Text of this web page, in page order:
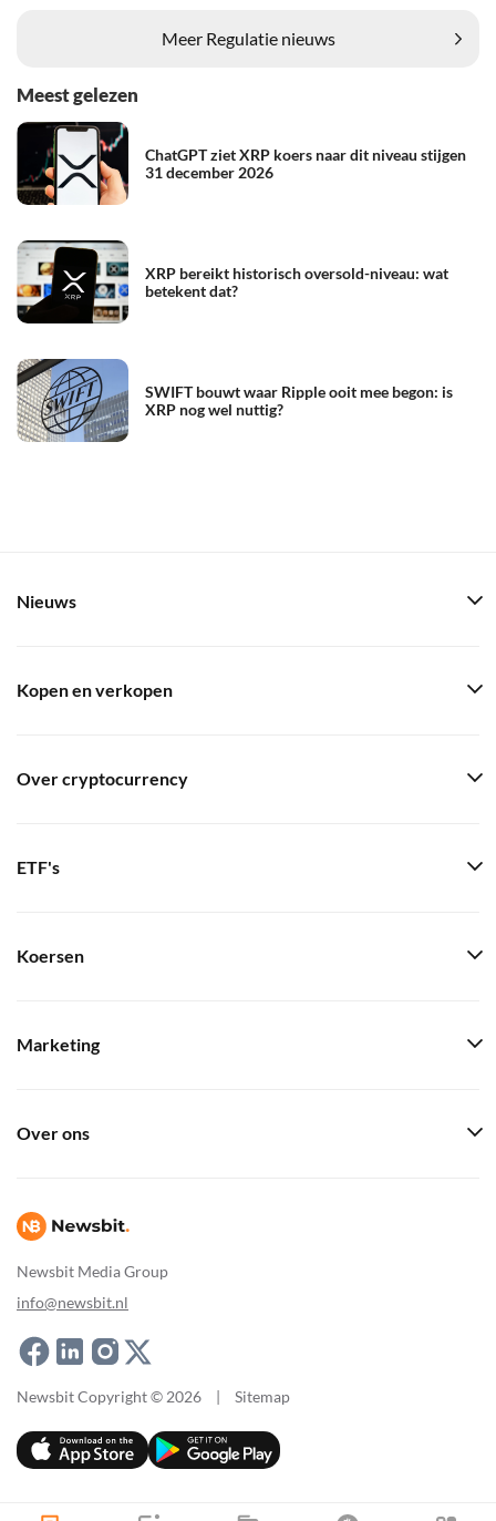
Meer Regulatie nieuws
Meest gelezen
ChatGPT ziet XRP koers naar dit niveau stijgen
31 december 2026
XRP bereikt historisch oversold-niveau: wat
betekent dat?
SWIFT bouwt waar Ripple ooit mee begon: is
XRP nog wel nuttig?
Newsbit Media Group
info@newsbit.nl
Nieuws
Kopen en verkopen
Over cryptocurrency
ETF's
Koersen
Marketing
Over ons
Newsbit Copyright © 2026 | Sitemap